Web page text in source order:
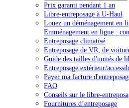
Prix garanti pendant 1 an
Libre-entreposage à U-Haul
Louez un déménagement en
Emménagement en ligne :
Entreposage climatisé
Entreposage de VR, de
Guide des tailles d'unités de
Entreposage extérieur/
Payer ma facture
FAQ
Conseils sur le libre-
Fournitures d’entreposage